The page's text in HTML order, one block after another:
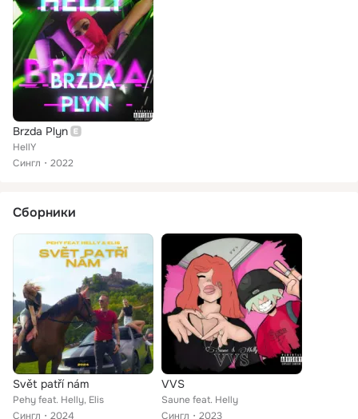
Brzda Plyn
HellY
Сингл
2022
Сборники
Svět patří nám
Pehy feat. Helly, Elis
Сингл
2024
VVS
Saune feat. Helly
Сингл
2023